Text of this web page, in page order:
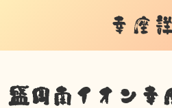
幸座
盛岡南イオン幸